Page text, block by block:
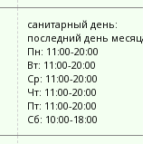
санитарный день:
последний день месяца
Пн: 11:00-20:00
Вт: 11:00-20:00
Ср: 11:00-20:00
Чт: 11:00-20:00
Пт: 11:00-20:00
Сб: 10:00-18:00